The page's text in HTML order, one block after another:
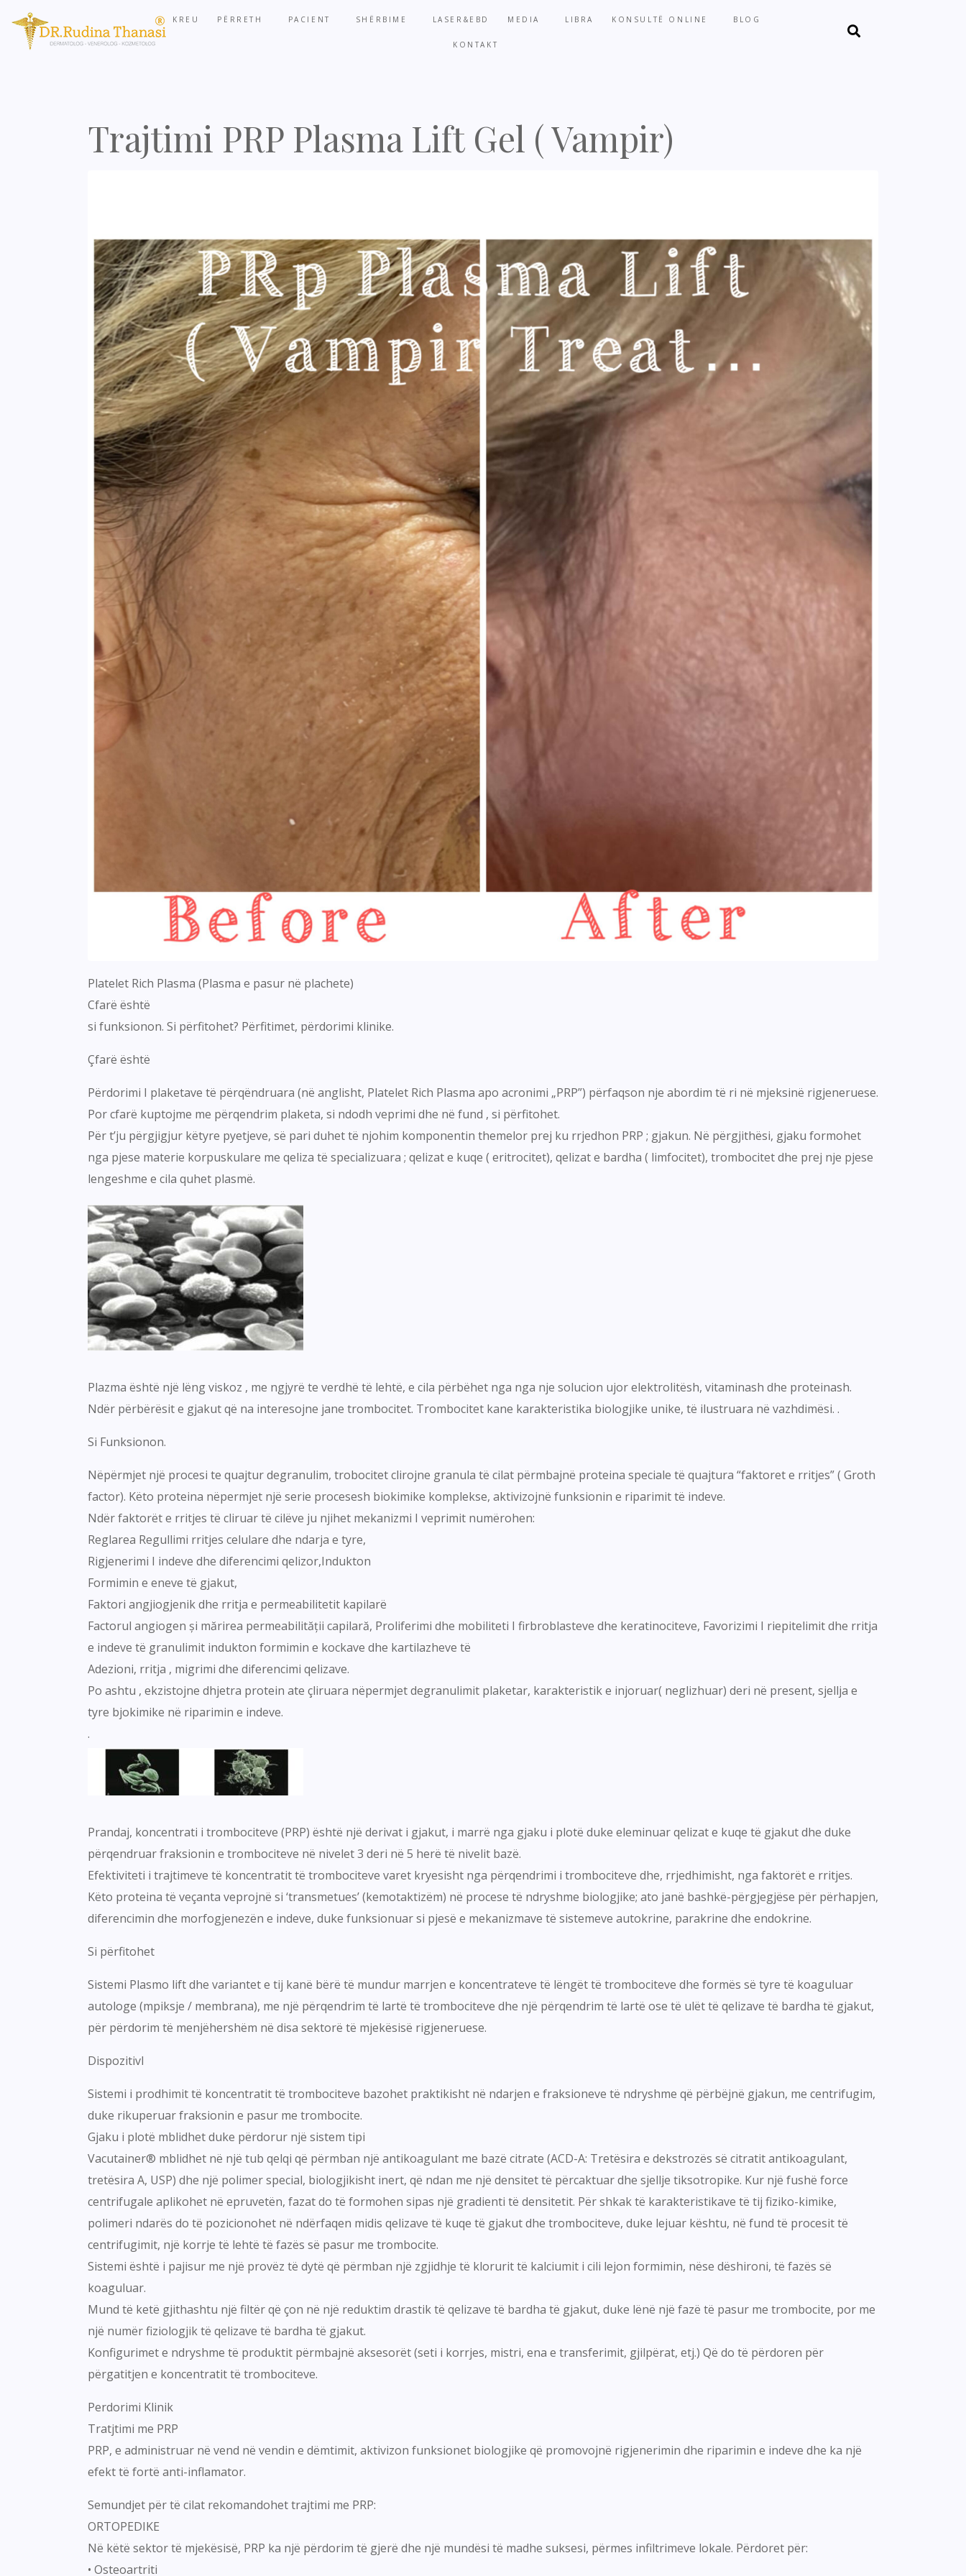
KREU PËRRETH PACIENT SHËRBIME LASER&EBD MEDIA LIBRA KONSULTË ONLINE BLOG
KONTAKT
Trajtimi PRP Plasma Lift Gel ( Vampir)
Platelet Rich Plasma (Plasma e pasur në plachete)
Cfarë është
si funksionon. Si përfitohet? Përfitimet, përdorimi klinike.
Çfarë është
Përdorimi I plaketave të përqëndruara (në anglisht, Platelet Rich Plasma apo acronimi „PRP”) përfaqson nje abordim të ri në mjeksinë rigjeneruese.
Por cfarë kuptojme me përqendrim plaketa, si ndodh veprimi dhe në fund , si përfitohet.
Për t’ju përgjigjur këtyre pyetjeve, së pari duhet të njohim komponentin themelor prej ku rrjedhon PRP ; gjakun. Në përgjithësi, gjaku formohet
nga pjese materie korpuskulare me qeliza të specializuara ; qelizat e kuqe ( eritrocitet), qelizat e bardha ( limfocitet), trombocitet dhe prej nje pjese
lengeshme e cila quhet plasmë.
Plazma është një lëng viskoz , me ngjyrë te verdhë të lehtë, e cila përbëhet nga nga nje solucion ujor elektrolitësh, vitaminash dhe proteinash.
Ndër përbërësit e gjakut që na interesojne jane trombocitet. Trombocitet kane karakteristika biologjike unike, të ilustruara në vazhdimësi. .
Si Funksionon.
Nëpërmjet një procesi te quajtur degranulim, trobocitet clirojne granula të cilat përmbajnë proteina speciale të quajtura “faktoret e rritjes” ( Groth
factor). Këto proteina nëpermjet një serie procesesh biokimike komplekse, aktivizojnë funksionin e riparimit të indeve.
Ndër faktorët e rritjes të cliruar të cilëve ju njihet mekanizmi I veprimit numërohen:
Reglarea Regullimi rritjes celulare dhe ndarja e tyre,
Rigjenerimi I indeve dhe diferencimi qelizor,Indukton
Formimin e eneve të gjakut,
Faktori angjiogjenik dhe rritja e permeabilitetit kapilarë
Factorul angiogen și mărirea permeabilității capilară, Proliferimi dhe mobiliteti I firbroblasteve dhe keratinociteve, Favorizimi I riepitelimit dhe rritja
e indeve të granulimit indukton formimin e kockave dhe kartilazheve të
Adezioni, rritja , migrimi dhe diferencimi qelizave.
Po ashtu , ekzistojne dhjetra protein ate çliruara nëpermjet degranulimit plaketar, karakteristik e injoruar( neglizhuar) deri në present, sjellja e
tyre bjokimike në riparimin e indeve.
.
Prandaj, koncentrati i trombociteve (PRP) është një derivat i gjakut, i marrë nga gjaku i plotë duke eleminuar qelizat e kuqe të gjakut dhe duke
përqendruar fraksionin e trombociteve në nivelet 3 deri në 5 herë të nivelit bazë.
Efektiviteti i trajtimeve të koncentratit të trombociteve varet kryesisht nga përqendrimi i trombociteve dhe, rrjedhimisht, nga faktorët e rritjes.
Këto proteina të veçanta veprojnë si ‘transmetues’ (kemotaktizëm) në procese të ndryshme biologjike; ato janë bashkë-përgjegjëse për përhapjen,
diferencimin dhe morfogjenezën e indeve, duke funksionuar si pjesë e mekanizmave të sistemeve autokrine, parakrine dhe endokrine.
Si përfitohet
Sistemi Plasmo lift dhe variantet e tij kanë bërë të mundur marrjen e koncentrateve të lëngët të trombociteve dhe formës së tyre të koaguluar
autologe (mpiksje / membrana), me një përqendrim të lartë të trombociteve dhe një përqendrim të lartë ose të ulët të qelizave të bardha të gjakut,
për përdorim të menjëhershëm në disa sektorë të mjekësisë rigjeneruese.
DispozitivI
Sistemi i prodhimit të koncentratit të trombociteve bazohet praktikisht në ndarjen e fraksioneve të ndryshme që përbëjnë gjakun, me centrifugim,
duke rikuperuar fraksionin e pasur me trombocite.
Gjaku i plotë mblidhet duke përdorur një sistem tipi
Vacutainer® mblidhet në një tub qelqi që përmban një antikoagulant me bazë citrate (ACD-A: Tretësira e dekstrozës së citratit antikoagulant,
tretësira A, USP) dhe një polimer special, biologjikisht inert, që ndan me një densitet të përcaktuar dhe sjellje tiksotropike. Kur një fushë force
centrifugale aplikohet në epruvetën, fazat do të formohen sipas një gradienti të densitetit. Për shkak të karakteristikave të tij fiziko-kimike,
polimeri ndarës do të pozicionohet në ndërfaqen midis qelizave të kuqe të gjakut dhe trombociteve, duke lejuar kështu, në fund të procesit të
centrifugimit, një korrje të lehtë të fazës së pasur me trombocite.
Sistemi është i pajisur me një provëz të dytë që përmban një zgjidhje të klorurit të kalciumit i cili lejon formimin, nëse dëshironi, të fazës së
koaguluar.
Mund të ketë gjithashtu një filtër që çon në një reduktim drastik të qelizave të bardha të gjakut, duke lënë një fazë të pasur me trombocite, por me
një numër fiziologjik të qelizave të bardha të gjakut.
Konfigurimet e ndryshme të produktit përmbajnë aksesorët (seti i korrjes, mistri, ena e transferimit, gjilpërat, etj.) Që do të përdoren për
përgatitjen e koncentratit të trombociteve.
Perdorimi Klinik
Tratjtimi me PRP
PRP, e administruar në vend në vendin e dëmtimit, aktivizon funksionet biologjike që promovojnë rigjenerimin dhe riparimin e indeve dhe ka një
efekt të fortë anti-inflamator.
Semundjet për të cilat rekomandohet trajtimi me PRP:
ORTOPEDIKE
Në këtë sektor të mjekësisë, PRP ka një përdorim të gjerë dhe një mundësi të madhe suksesi, përmes infiltrimeve lokale. Përdoret për:
• Osteoartriti